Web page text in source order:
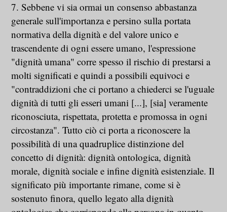
7. Sebbene vi sia ormai un consenso abbastanza
generale sull'importanza e persino sulla portata
normativa della dignità e del valore unico e
trascendente di ogni essere umano, l'espressione
"dignità umana" corre spesso il rischio di prestarsi a
molti significati e quindi a possibili equivoci e
"contraddizioni che ci portano a chiederci se l'uguale
dignità di tutti gli esseri umani [...], [sia] veramente
riconosciuta, rispettata, protetta e promossa in ogni
circostanza". Tutto ciò ci porta a riconoscere la
possibilità di una quadruplice distinzione del
concetto di dignità: dignità ontologica, dignità
morale, dignità sociale e infine dignità esistenziale. Il
significato più importante rimane, come si è
sostenuto finora, quello legato alla dignità